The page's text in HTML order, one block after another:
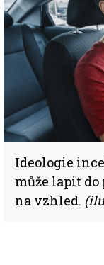
Ideologie
může lapit do
na vzhled.